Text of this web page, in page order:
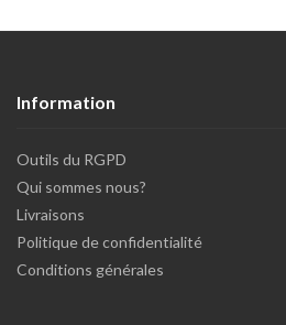
Information
Outils du RGPD
Qui sommes nous?
Livraisons
Politique de confidentialité
Conditions générales